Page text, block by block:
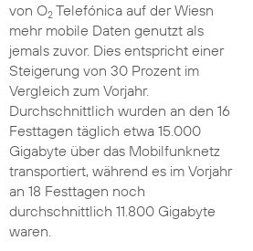
von O2Telefónica auf der Wiesn
mehr mobile Daten genutzt als
jemals zuvor. Dies entspricht einer
Steigerung von 30 Prozent im
Vergleich zum Vorjahr.
Durchschnittlich wurden an den 16
Festtagen täglich etwa 15.000
Gigabyte über das Mobilfunknetz
transportiert, während es im Vorjahr
an 18 Festtagen noch
durchschnittlich 11.800 Gigabyte
waren.